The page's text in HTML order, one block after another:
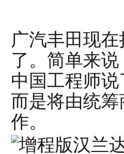
广汽丰田现
了。简单来
中国工程师
而是将由统
作。